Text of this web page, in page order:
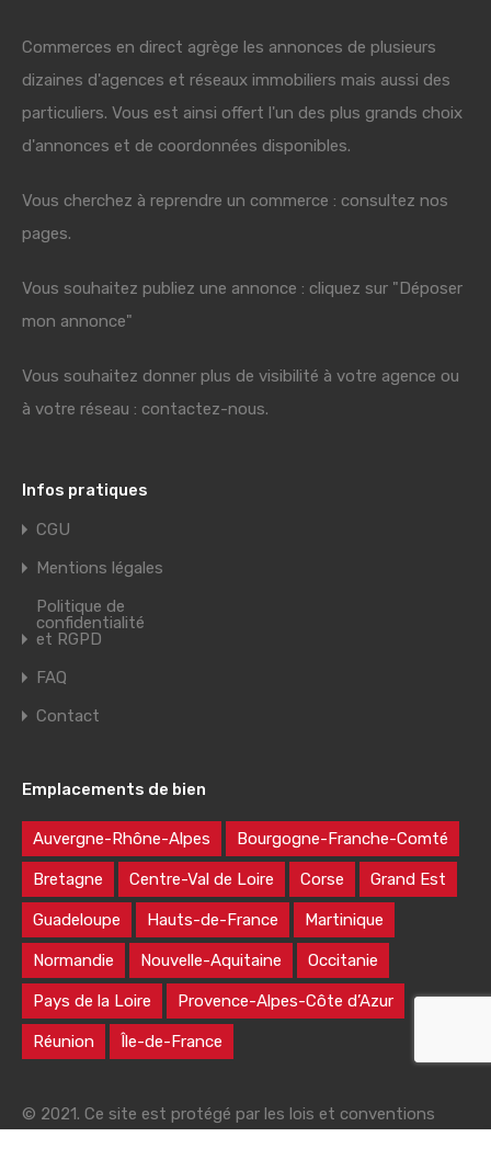
Commerces en direct agrège les annonces de plusieurs
dizaines d'agences et réseaux immobiliers mais aussi des
particuliers. Vous est ainsi offert l'un des plus grands choix
d'annonces et de coordonnées disponibles.
Vous cherchez à reprendre un commerce : consultez nos
pages.
Vous souhaitez publiez une annonce : cliquez sur "Déposer
mon annonce"
Vous souhaitez donner plus de visibilité à votre agence ou
à votre réseau : contactez-nous.
Infos pratiques
CGU
Mentions légales
Politique de
confidentialité
et RGPD
FAQ
Contact
Emplacements de bien
Auvergne-Rhône-Alpes Bourgogne-Franche-Comté
Bretagne Centre-Val de Loire Corse Grand Est
Guadeloupe Hauts-de-France Martinique
Normandie Nouvelle-Aquitaine Occitanie
Pays de la Loire Provence-Alpes-Côte d’Azur
Réunion Île-de-France
© 2021. Ce site est protégé par les lois et conventions